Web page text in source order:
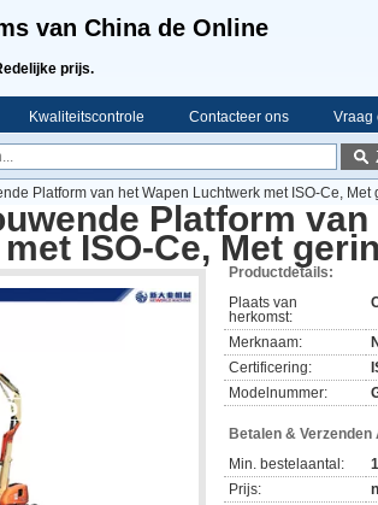
van China de Online
prijs.
Kwaliteitscontrole Contacteer ons Vraag
Platform van het Wapen Luchtwerk met ISO-Ce,
Platform van
ISO-Ce, Met
Productdetails:
Plaats van
herkomst:
Merknaam:
Certificering:
Modelnummer:
Betalen &
Min. bestelaantal:
Prijs: